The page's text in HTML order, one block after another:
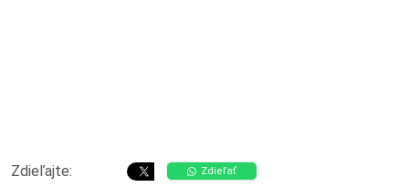
Zdieľajte: Zdieľať